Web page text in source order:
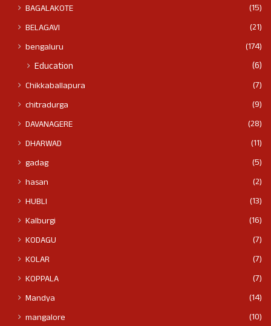
BAGALAKOTE
(15)
BELAGAVI
(21)
bengaluru
(174)
Education (6)
Chikkaballapura
(7)
chitradurga
(9)
DAVANAGERE
(28)
DHARWAD
(11)
gadag
(5)
hasan
(2)
HUBLI
(13)
Kalburgi
(16)
KODAGU
(7)
KOLAR
(7)
KOPPALA
(7)
Mandya
(14)
mangalore
(10)